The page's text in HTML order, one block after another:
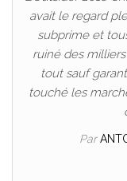
avait le regard
subprime et
ruiné des
tout sauf
touché les
Par